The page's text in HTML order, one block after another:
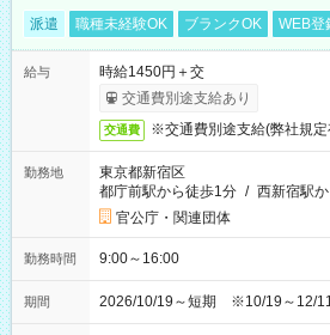
派遣 職種未経験OK ブランクOK WEB登
給与
時給1450円＋交
交通費別途支給あり
交通費 ※交通費別途支給(弊社規定
勤務地
東京都新宿区
都庁前駅から徒歩1分 / 西新宿駅
官公庁・関連団体
勤務時間 9:00～16:00
期間 2026/10/19～短期 ※10/19～12/